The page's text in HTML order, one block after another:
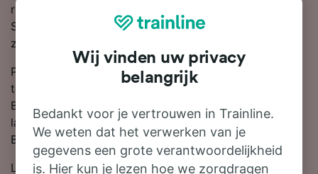
reis. De treinen op deze route zijn meestal van NS of
SNCB. Aan boord vind je moderne en comfortabele
zitplaatsen en standaard genoeg ruimte voor bagage.
Plan je reis van tevoren en boek je treinkaartjes van
tevoren als de je goedkoopste tarieven wilt scoren.
Begin een zoekopdracht in onze reisplanner om de
laatste prijzen te bekijken van Nijmegen naar
Bruxelles-Nord.
Lees verder voor meer informatie over de treinreis
Wij vinden uw privacy
belangrijk
Bedankt voor je vertrouwen in Trainline.
We weten dat het verwerken van je
gegevens een grote verantwoordelijkheid
is. Hier kun je lezen hoe we zorgdragen